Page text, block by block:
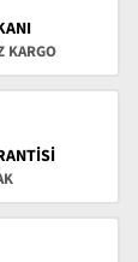
KARGO